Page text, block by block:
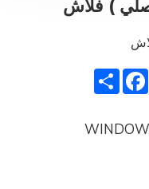
Share
Facebook